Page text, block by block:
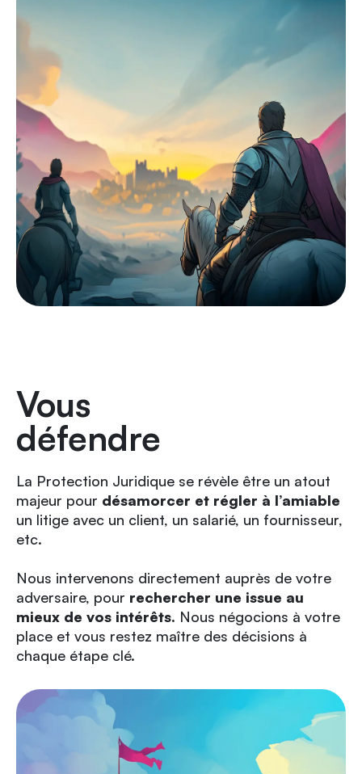
Vous
défendre
La Protection Juridique se révèle être un atout
majeur pour désamorcer et régler à l’amiable
un litige avec un client, un salarié, un fournisseur,
etc.
Nous intervenons directement auprès de votre
adversaire, pour rechercher une issue au
mieux de vos intérêts. Nous négocions à votre
place et vous restez maître des décisions à
chaque étape clé.